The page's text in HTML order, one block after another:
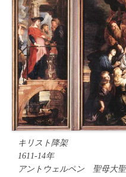
キリスト降架
1611-14年
アントウェルペン 聖母大